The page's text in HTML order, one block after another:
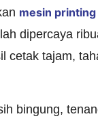
mesin
dipercaya
cetak tajam,
bingung,